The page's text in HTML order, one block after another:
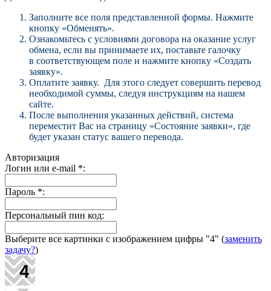
Заполните все поля представленной формы. Нажмите
кнопку «Обменять».
Ознакомьтесь с условиями договора на оказание услуг
обмена, если вы принимаете их, поставьте галочку
в соответствующем поле и нажмите кнопку «Создать
заявку».
Оплатите заявку. Для этого следует совершить перевод
необходимой суммы, следуя инструкциям на нашем
сайте.
После выполнения указанных действий, система
переместит Вас на страницу «Состояние заявки», где
будет указан статус вашего перевода.
Авторизация
Логин или e-mail *:
Пароль *:
Персональный пин код:
Выберите все картинки с изображением цифры "4" (заменить
задачу?)